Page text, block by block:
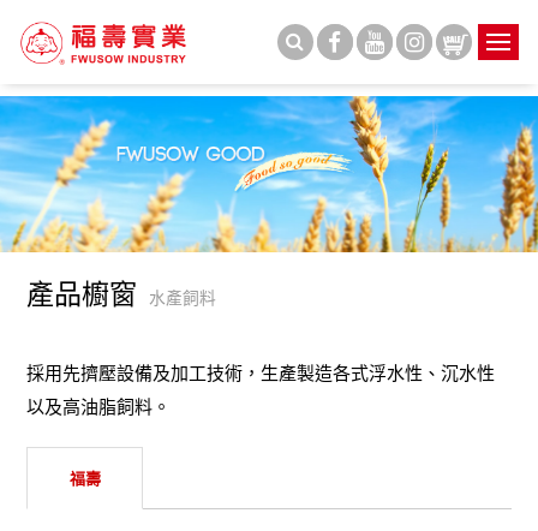
產品櫥窗 水產飼料
採用先擠壓設備及加工技術，生產製造各式浮水性、沉水性
以及高油脂飼料。
福壽